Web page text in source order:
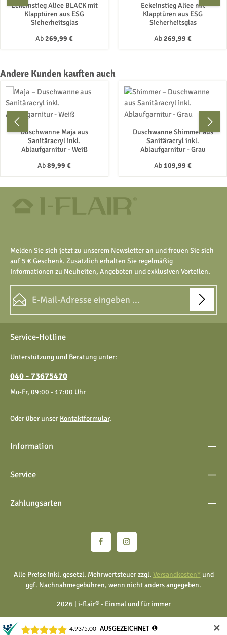
Eckeinstieg Alice BLACK mit
Klapptüren aus ESG
Sicherheitsglas
Regulärer Preis:
Ab269,99 €
Eckeinstieg Alice mit
Klapptüren aus ESG
Sicherheitsglas
Regulärer Preis:
Ab269,99 €
Produktgalerie überspringen
Andere Kunden kauften auch
Duschwanne Maja aus
Sanitäracryl inkl.
Ablaufgarnitur - Weiß
Regulärer Preis:
Ab89,99 €
Duschwanne Shimmer aus
Sanitäracryl inkl.
Ablaufgarnitur - Grau
Regulärer Preis:
Ab109,99 €
Melden Sie sich jetzt zu unserem Newsletter an und freuen Sie sich
auf 5 € Geschenk. Zusätzlich erhalten Sie regelmäßig
Informationen zu Neuheiten, Angeboten und exklusiven Vorteilen.
Datenschutz
Ich habe dieDatenschutzbestimmungen
genommen und dieAGBgelesen und bin mit ihnen
Die mit einem Stern (*) markierten Felder sind Pflichtfelder.
Service-Hotline
Unterstützung und Beratung unter:
040 - 73675470
Mo-Fr, 09:00 - 17:00 Uhr
Oder über unser Kontaktformular.
Information
Service
Zahlungsarten
2026 | i-flair® - Einmal und für immer
Alle Preise inkl. gesetzl. Mehrwertsteuer zzgl. Versandkosten* und
ggf. Nachnahmegebühren, wenn nicht anders angegeben.
✕